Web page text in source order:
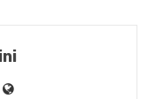
Site